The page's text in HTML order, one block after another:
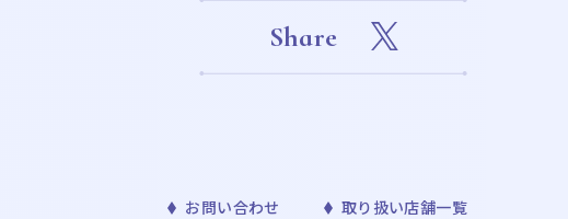
Share
お問い合わせ 取り扱い店舗一覧